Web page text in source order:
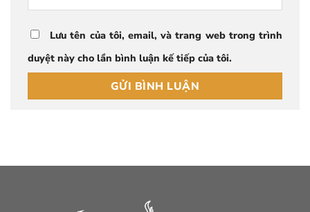
Lưu tên của tôi, email, và trang web trong trình
duyệt này cho lần bình luận kế tiếp của tôi.